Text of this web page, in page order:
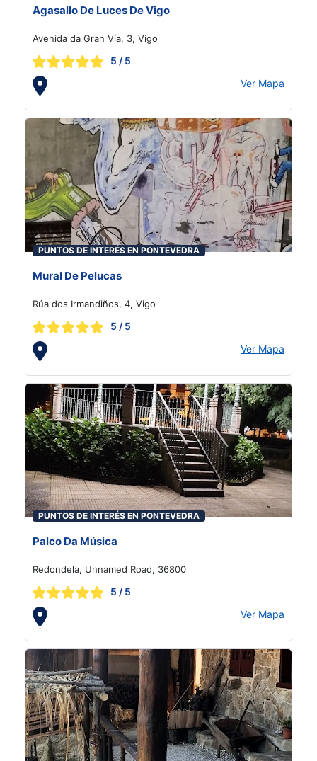
Agasallo De Luces De Vigo
Avenida da Gran Vía, 3, Vigo
5 / 5
Ver Mapa
PUNTOS DE INTERÉS EN PONTEVEDRA
Mural De Pelucas
Rúa dos Irmandiños, 4, Vigo
5 / 5
Ver Mapa
PUNTOS DE INTERÉS EN PONTEVEDRA
Palco Da Música
Redondela, Unnamed Road, 36800
5 / 5
Ver Mapa